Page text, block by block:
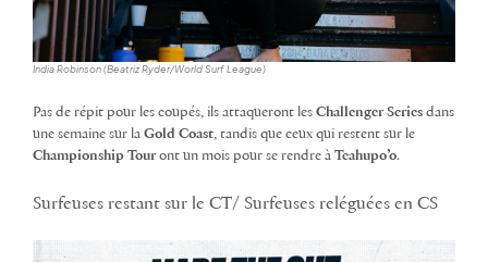
India Robinson (Beatriz Ryder/World Surf League)
Pas de répit pour les coupés, ils attaqueront les Challenger Series dans
une semaine sur la Gold Coast, tandis que ceux qui restent sur le
Championship Touront un mois pour se rendre à Teahupo’o.
Surfeuses restant sur le CT/ Surfeuses reléguées en CS